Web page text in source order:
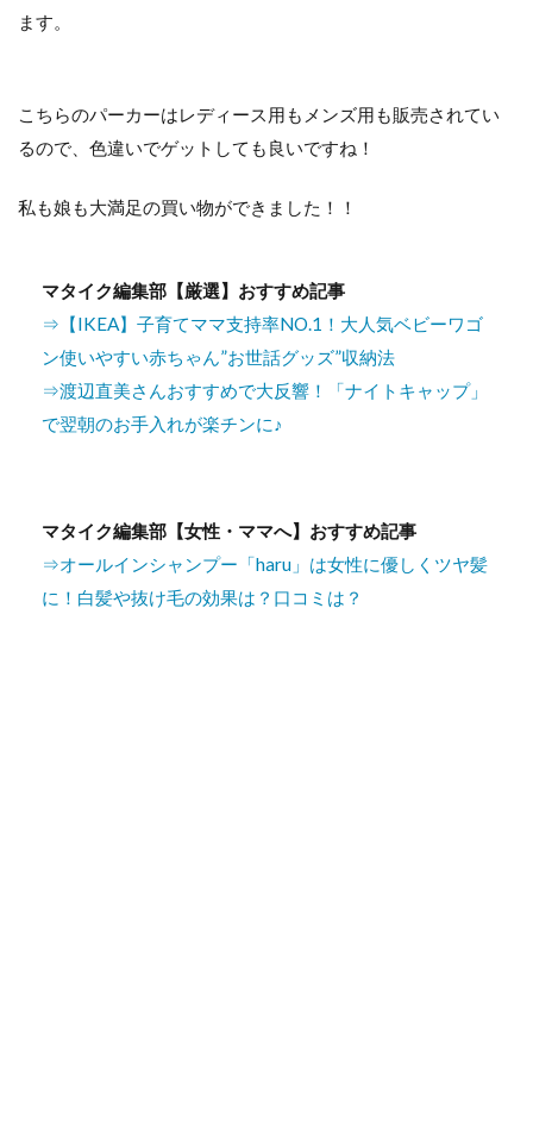
ます。
こちらのパーカーはレディース用もメンズ用も販売されてい
るので、色違いでゲットしても良いですね！
私も娘も大満足の買い物ができました！！
マタイク編集部【厳選】おすすめ記事
⇒【IKEA】子育てママ支持率NO.1！大人気ベビーワゴ
ン使いやすい赤ちゃん”お世話グッズ”収納法
⇒渡辺直美さんおすすめで大反響！「ナイトキャップ」
で翌朝のお手入れが楽チンに♪
マタイク編集部【女性・ママへ】おすすめ記事
⇒オールインシャンプー「haru」は女性に優しくツヤ髪
に！白髪や抜け毛の効果は？口コミは？